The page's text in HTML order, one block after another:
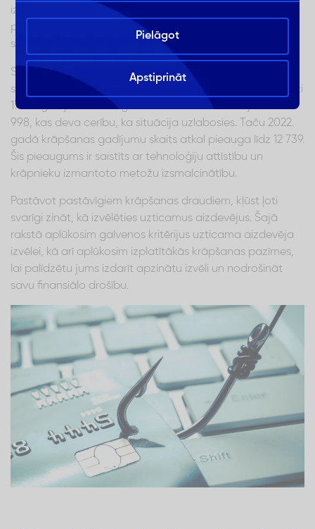
izmanto klientu uzticību un vajadzības. Rezultātā
patērētāji nonāk parādsaistību un problēmu, kuras
sākotnēji bija paredzēts atrisināt, slazdā.
Saskaņā ar oficiālo statistiku
krāpšanas gadījumu
skaits Latvijā joprojām ir augsts. 2020. gadā tika reģistrēti
17 194 gadījumu. 2021. gadā šis skaits samazinājās līdz 10
998, kas deva cerību, ka situācija uzlabosies. Taču 2022.
gadā krāpšanas gadījumu skaits atkal pieauga līdz 12 739.
Šis pieaugums ir saistīts ar tehnoloģiju attīstību un
krāpnieku izmantoto metožu izsmalcinātību.
Pastāvot pastāvīgiem krāpšanas draudiem, kļūst ļoti
svarīgi zināt, kā izvēlēties uzticamus aizdevējus. Šajā
rakstā aplūkosim galvenos kritērijus uzticama aizdevēja
izvēlei, kā arī aplūkosim izplatītākās krāpšanas pazīmes,
lai palīdzētu jums izdarīt apzinātu izvēli un nodrošināt
savu finansiālo drošību.
Pielāgot
Apstiprināt